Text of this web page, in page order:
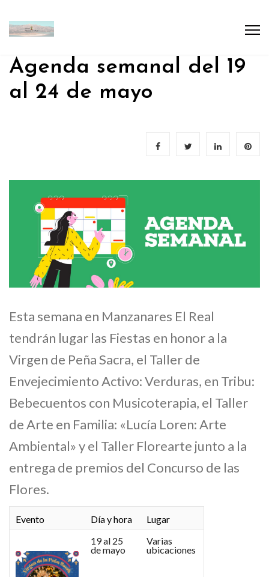
Agenda semanal del 19
al 24 de mayo
Esta semana en Manzanares El Real
tendrán lugar las Fiestas en honor a la
Virgen de Peña Sacra, el Taller de
Envejecimiento Activo: Verduras, en Tribu:
Bebecuentos con Musicoterapia, el Taller
de Arte en Familia: «Lucía Loren: Arte
Ambiental» y el Taller Florearte junto a la
entrega de premios del Concurso de las
Flores.
Evento Día y hora Lugar
19 al 25
de mayo
Varias
ubicaciones